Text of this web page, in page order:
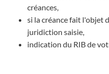
créances,
si la créance fait l'objet
juridiction saisie,
indication du RIB de